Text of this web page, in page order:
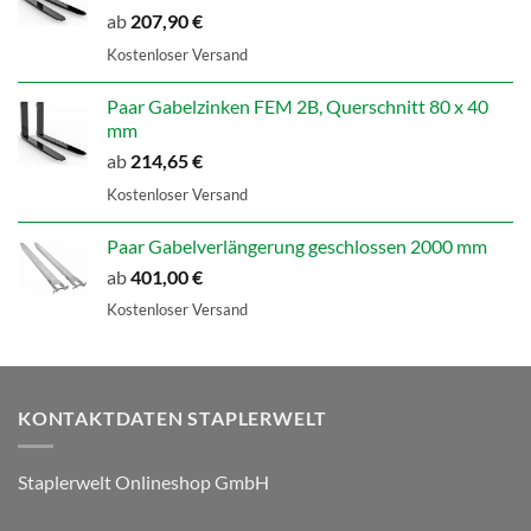
ab 207,90€
Kostenloser Versand
Paar Gabelzinken FEM 2B, Querschnitt 80 x 40
mm
ab 214,65€
Kostenloser Versand
Paar Gabelverlängerung geschlossen 2000 mm
ab401,00€
Kostenloser Versand
KONTAKTDATEN STAPLERWELT
Staplerwelt Onlineshop GmbH